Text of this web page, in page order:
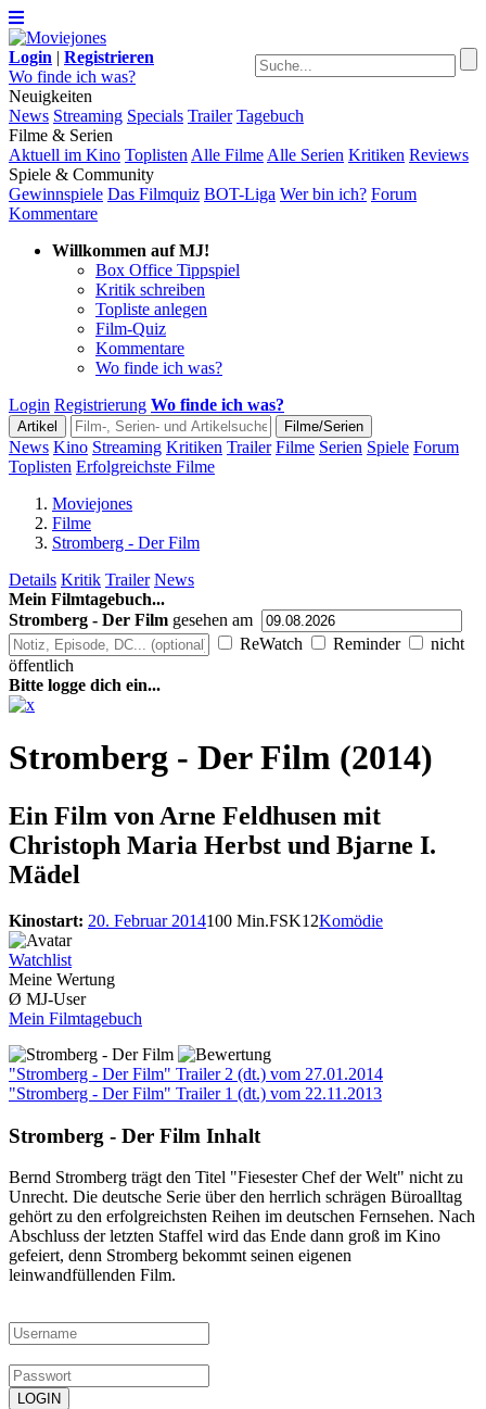
Login | Registrieren
Wo finde ich was?
Neuigkeiten
News Streaming Specials Trailer Tagebuch
Filme & Serien
Aktuell im Kino Toplisten Alle Filme Alle Serien Kritiken Reviews
Spiele & Community
Gewinnspiele Das Filmquiz BOT-Liga Wer bin ich? Forum
Kommentare
Willkommen auf MJ!
Box Office Tippspiel
Kritik schreiben
Topliste anlegen
Film-Quiz
Kommentare
Wo finde ich was?
Login Registrierung Wo finde ich was?
News Kino Streaming Kritiken Trailer Filme Serien Spiele Forum
Toplisten Erfolgreichste Filme
Moviejones
Filme
Stromberg - Der Film
Details Kritik Trailer News
Mein Filmtagebuch...
Stromberg - Der Film gesehen am
ReWatch
Reminder
nicht
öffentlich
Bitte logge dich ein...
Stromberg - Der Film (2014)
Ein Film von Arne Feldhusen mit
Christoph Maria Herbst und Bjarne I.
Mädel
Kinostart: 20. Februar 2014100 Min.FSK12Komödie
Watchlist
Meine Wertung
Ø MJ-User
Mein Filmtagebuch
"Stromberg - Der Film" Trailer 2 (dt.) vom 27.01.2014
"Stromberg - Der Film" Trailer 1 (dt.) vom 22.11.2013
Stromberg - Der Film Inhalt
Bernd Stromberg trägt den Titel "Fiesester Chef der Welt" nicht zu
Unrecht. Die deutsche Serie über den herrlich schrägen Büroalltag
gehört zu den erfolgreichsten Reihen im deutschen Fernsehen. Nach
Abschluss der letzten Staffel wird das Ende dann groß im Kino
gefeiert, denn Stromberg bekommt seinen eigenen
leinwandfüllenden Film.